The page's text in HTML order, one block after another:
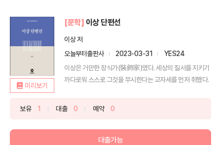
미리보기
[문학] 이상 단편선
이상 저
오늘부터출판사
2023-03-31
YES24
이상은 거만한 장식가(裝飾家)였다. 세상의 질서를 지키기
까다로워 스스로 그것을 무시한다는 고자세를 먼저 취했다.
보유 1 대출 0 예약 0
대출가능